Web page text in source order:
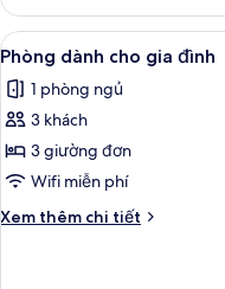
Phòng
Tiêu
chuẩn
Xem
tất
cả
ảnh
Phòng
dành
cho
gia
18
Phòng dành cho gia đình
1 phòng ngủ
3 khách
3 giường đơn
Wifi miễn phí
Xem thêm chi tiết
Chi